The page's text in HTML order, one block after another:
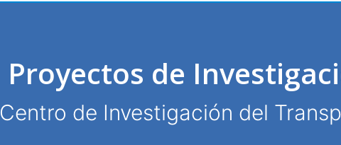
Proyectos de
Centro de Investigación del